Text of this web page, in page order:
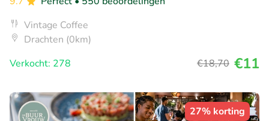
Vintage Coffee
Drachten (0km)
Verkocht: 278
€18,70 €11
27% korting